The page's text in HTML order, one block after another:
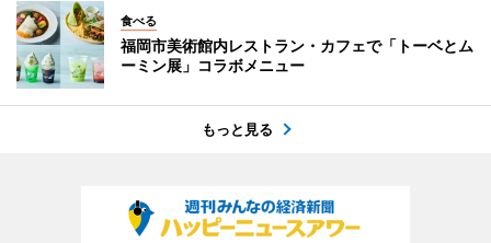
食べる
福岡市美術館内レストラン・カフェで「トーベとム
ーミン展」コラボメニュー
もっと見る